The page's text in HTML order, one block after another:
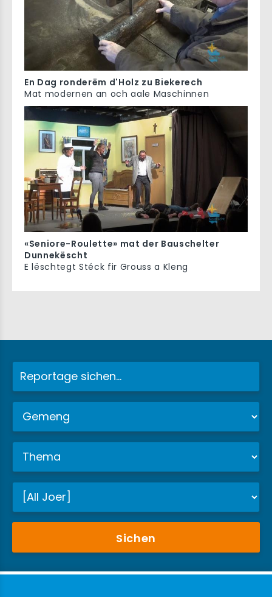
En Dag ronderëm d'Holz zu Biekerech
Mat modernen an och aale Maschinnen
«Seniore-Roulette» mat der Bauschelter
Dunnekëscht
E lëschtegt Stéck fir Grouss a Kleng
Sichen